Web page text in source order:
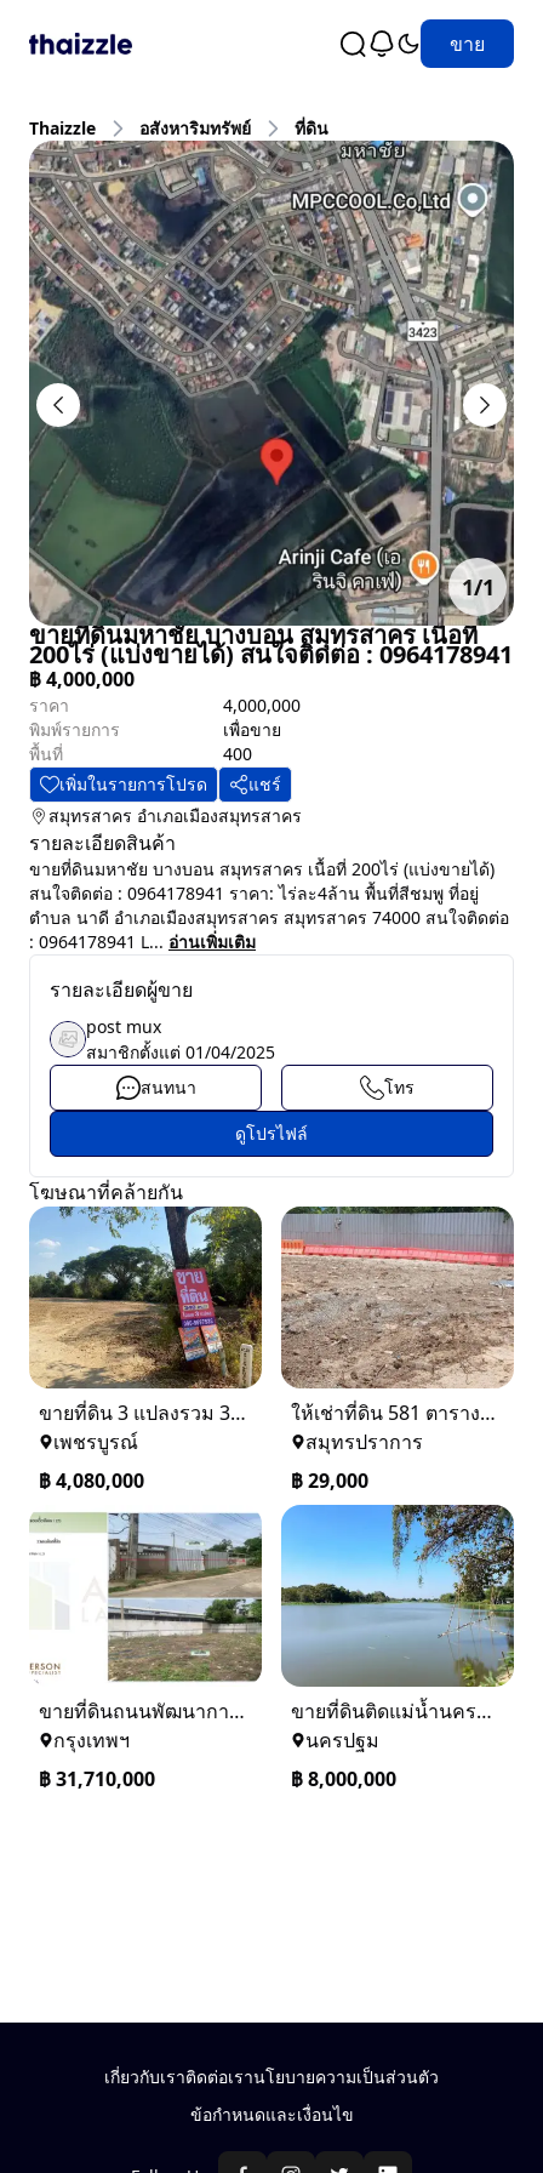
ขาย
Thaizzle อสังหาริมทรัพย์ ที่ดิน
1/1
ขายที่ดินมหาชัย บางบอน สมุทรสาคร เนื้อที่
200ไร่ (แบ่งขายได้) สนใจติดต่อ : 0964178941
฿4,000,000
ราคา
4,000,000
พิมพ์รายการ
เพื่อขาย
พื้นที่
400
เพิ่มในรายการโปรด
แชร์
สมุทรสาคร อำเภอเมืองสมุทรสาคร
รายละเอียดสินค้า
ขายที่ดินมหาชัย บางบอน สมุทรสาคร เนื้อที่ 200ไร่ (แบ่งขายได้)
สนใจติดต่อ : 0964178941 ราคา: ไร่ละ4ล้าน พื้นที่สีชมพู ที่อยู่
ตำบล นาดี อำเภอเมืองสมุทรสาคร สมุทรสาคร 74000 สนใจติดต่อ
: 0964178941 L... อ่านเพิ่มเติม
รายละเอียดผู้ขาย
post mux
สมาชิกตั้งแต่ 01/04/2025
สนทนา
โทร
ดูโปรไฟล์
โฆษณาที่คล้ายกัน
ขายที่ดิน 3 แปลงรวม 340 ตรว ราคา ตรว. ล่ะ 12000 บาท เมืองเพชรบูรณ์
เพชรบูรณ์
฿4,080,000
ให้เช่าที่ดิน 581 ตารางวา ตรงข้างอู่ใหม่แจ็คบางหญ้าแพรก บางหัวเสือ
สมุทรปราการ
฿29,000
ขายที่ดินถนนพัฒนาการ 56 (ซอยเอื้อพัฒนา 15)
กรุงเทพฯ
฿31,710,000
ขายที่ดินติดแม่น้ำนครชัยศรี จ.นครปฐม ทำเลดี ที่ดินถมแล้ว
นครปฐม
฿8,000,000
เกี่ยวกับเราติดต่อเรานโยบายความเป็นส่วนตัว
ข้อกำหนดและเงื่อนไข